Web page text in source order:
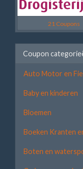
21 Coupons
Coupon
Auto Motor en
Baby en kinderen
Bloemen
Boeken Kranten
Boten en